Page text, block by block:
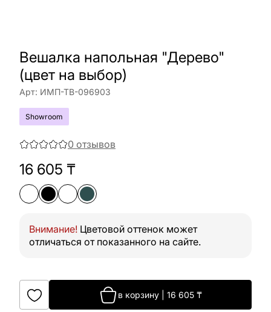
Вешалка напольная "Дерево"
(цвет на выбор)
Арт: ИМП-ТВ-096903
Showroom
0 отзывов
16 605 ₸
Внимание! Цветовой оттенок может
отличаться от показанного на сайте.
в корзину 16 605 ₸